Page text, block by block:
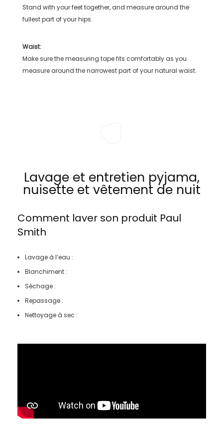
Stand with your feet together, and measure around the
fullest part of your hips.
Waist:
Make sure the measuring tape fits comfortably as you
measure around the narrowest part of your natural waist.
Lavage et entretien pyjama,
nuisette et vêtement de nuit
Comment laver son produit Paul
Smith
Lavage à l’eau :
Blanchiment :
Séchage :
Repassage :
Nettoyage à sec :